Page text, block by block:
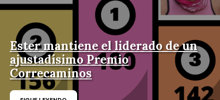
Ester mantiene el liderado de un
ajustadísimo Premio
Correcaminos